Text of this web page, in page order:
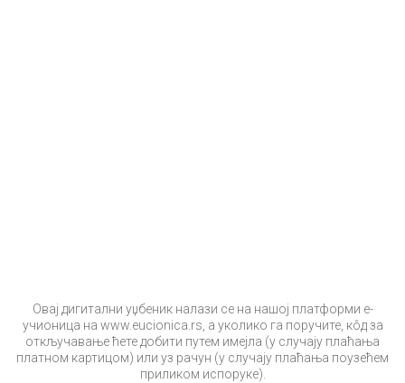
Овај дигитални уџбеник налази се на нашој платформи е-
учионица на www.eucionica.rs, а уколико га поручите, кôд за
откључавање ћете добити путем имејла (у случају плаћања
платном картицом) или уз рачун (у случају плаћања поузећем
приликом испоруке).